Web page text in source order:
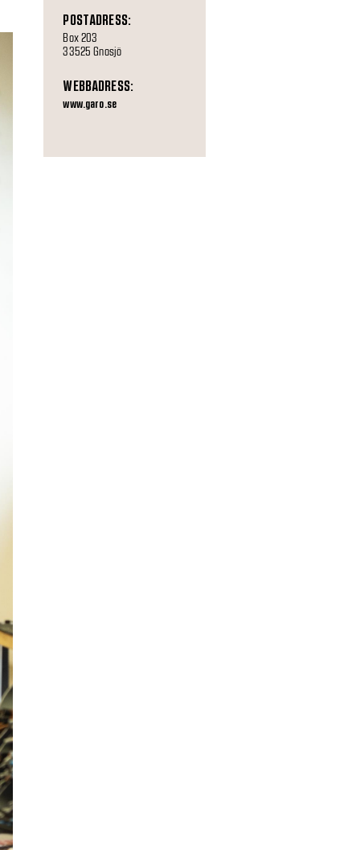
POSTADRESS:
Box 203
33525 Gnosjö
WEBBADRESS:
www.garo.se